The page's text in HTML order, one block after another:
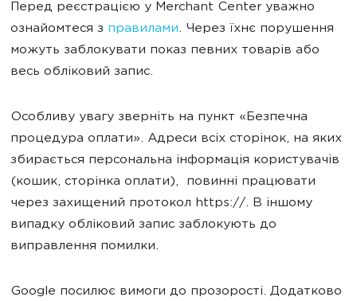
Перед реєстрацією у Merchant Center уважно
ознайомтеся з правилами. Через їхнє порушення
можуть заблокувати показ певних товарів або
весь обліковий запис.
Особливу увагу зверніть на пункт «Безпечна
процедура оплати». Адреси всіх сторінок, на яких
збирається персональна інформація користувачів
(кошик, сторінка оплати), повинні працювати
через захищений протокол https://. В іншому
випадку обліковий запис заблокують до
виправлення помилки.
Google посилює вимоги до прозорості. Додатково